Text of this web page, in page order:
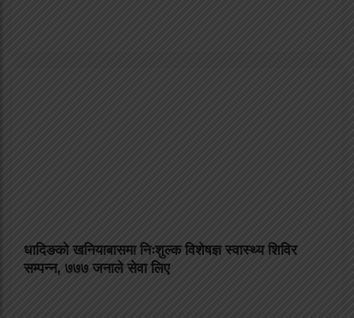
धादिङको खनियाबासमा निःशुल्क विशेषज्ञ स्वास्थ्य शिविर
सम्पन्न, ७७७ जनाले सेवा लिए